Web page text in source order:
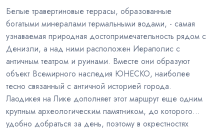
Белые травертиновые террасы, образованные
богатыми минералами термальными водами, - самая
узнаваемая природная достопримечательность рядом с
Денизли, а над ними расположен Иераполис с
античным театром и руинами. Вместе они образуют
объект Всемирного наследия ЮНЕСКО, наиболее
тесно связанный с античной историей города.
Лаодикея на Лике дополняет этот маршрут еще одним
крупным археологическим памятником, до которого
удобно добраться за день, поэтому в окрестностях